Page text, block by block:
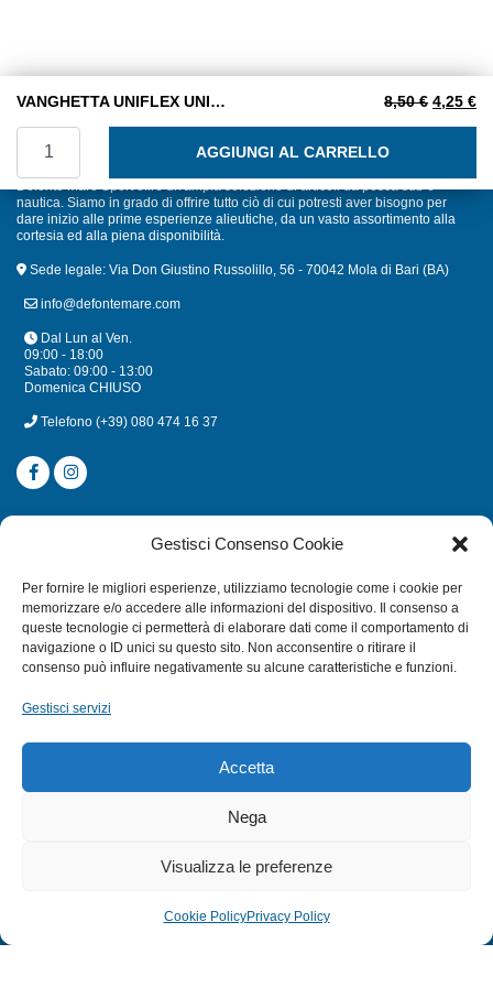
Gestisci Consenso Cookie
Per fornire le migliori esperienze, utilizziamo tecnologie come i cookie per
memorizzare e/o accedere alle informazioni del dispositivo. Il consenso a
queste tecnologie ci permetterà di elaborare dati come il comportamento di
navigazione o ID unici su questo sito. Non acconsentire o ritirare il
consenso può influire negativamente su alcune caratteristiche e funzioni.
Gestisci servizi
Accetta
Nega
Visualizza le preferenze
Cookie PolicyPrivacy Policy
VANGHETTA UNIFLEX UNICLICK MAXI 8,50€ Il
4,25 €Il
AGGIUNGI AL CARRELLO
nautica. Siamo in grado di offrire tutto ciò di cui potresti aver bisogno per
dare inizio alle prime esperienze alieutiche, da un vasto assortimento alla
cortesia ed alla piena disponibilità.
Sede legale: Via Don Giustino Russolillo, 56 - 70042 Mola di Bari (BA)
info@defontemare.com
Dal Lun al Ven.
09:00 - 18:00
Sabato: 09:00 - 13:00
Domenica CHIUSO
Telefono (+39) 080 474 16 37
CATEGORIE
MULINELLI
CANNE
ACCESSORI NAUTICI
TERMINI E CONDIZIONI